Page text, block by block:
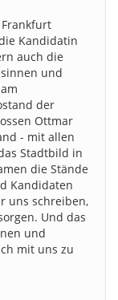
Kandidatin
auch die
und
der
Ottmar
- mit allen
Stadtbild in
die Stände
Kandidaten
uns schreiben,
Und das
und
mit uns zu